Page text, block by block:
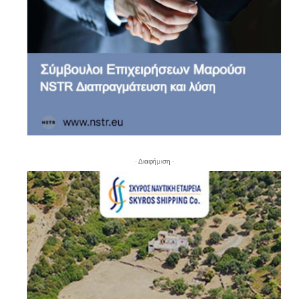
- Διαφήμιση -